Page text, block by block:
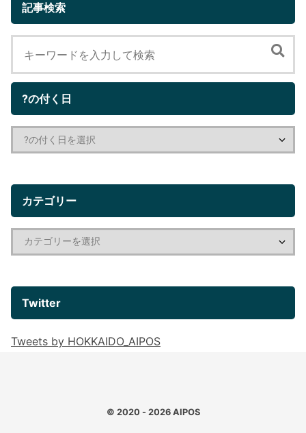
記事検索
?の付く日
カテゴリー
Twitter
Tweets by HOKKAIDO_AIPOS
© 2020 - 2026 AIPOS